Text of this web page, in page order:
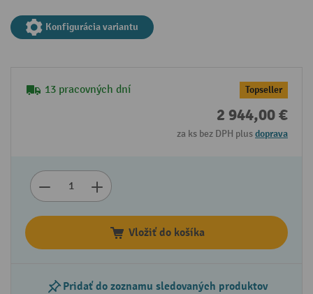
Konfigurácia variantu
13 pracovných dní Topseller
2 944,00 €
za ks bez DPH plusdoprava
Vložiť do košíka
Pridať do zoznamu sledovaných produktov